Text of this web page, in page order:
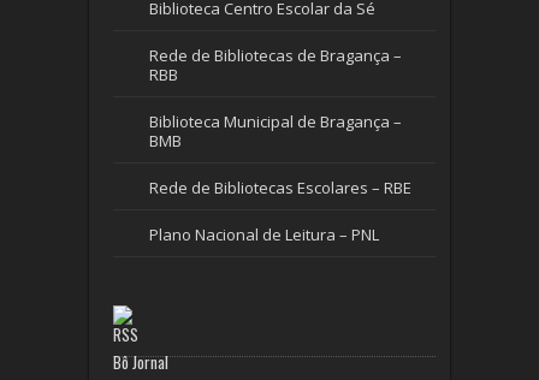
Biblioteca Centro Escolar da Sé
Rede de Bibliotecas de Bragança –
RBB
Biblioteca Municipal de Bragança –
BMB
Rede de Bibliotecas Escolares – RBE
Plano Nacional de Leitura – PNL
Bô Jornal